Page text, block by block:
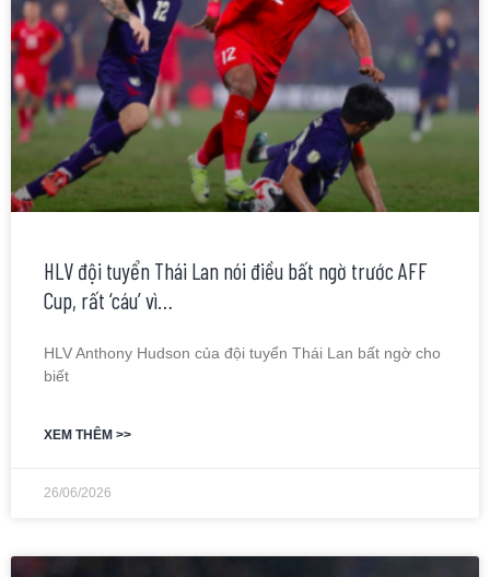
HLV đội tuyển Thái Lan nói điều bất ngờ trước AFF
Cup, rất ‘cáu’ vì…
HLV Anthony Hudson của đội tuyển Thái Lan bất ngờ cho
biết
XEM THÊM >>
26/06/2026